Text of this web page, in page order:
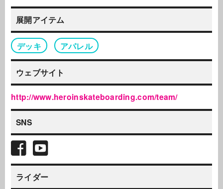
展開アイテム
デッキ アパレル
ウェブサイト
http://www.heroinskateboarding.com/team/
SNS
ライダー